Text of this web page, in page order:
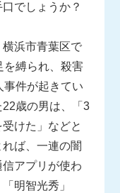
でしょうか？
浜市青葉区で
を縛られ、殺害
事件が起きてい
歳の男は、「3
けた」などと
ば、一連の闇
アプリが使わ
明智光秀」